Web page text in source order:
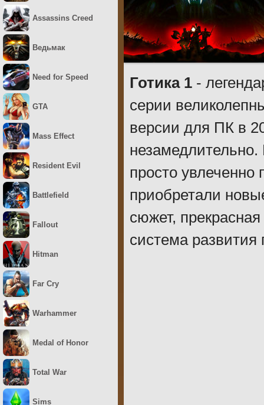
Готика 1 -
серии
версии для ПК в
незамедлительно.
просто увлеченно
приобретали
сюжет,
система развития
Assassins Creed
Ведьмак
Need for Speed
GTA
Mass Effect
Resident Evil
Battlefield
Fallout
Hitman
Far Cry
Warhammer
Medal of Honor
Total War
Sims